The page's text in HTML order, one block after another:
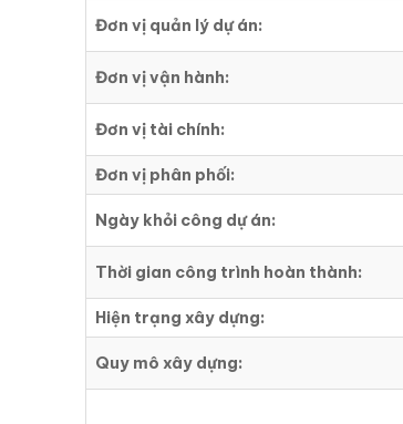
Đơn vị quản lý dự án:
Đơn vị vận hành:
Đơn vị tài chính:
Đơn vị phân phối:
Ngày khỏi công dự án:
Thời gian công trình hoàn thành:
Hiện trạng xây dựng:
Quy mô xây dựng: